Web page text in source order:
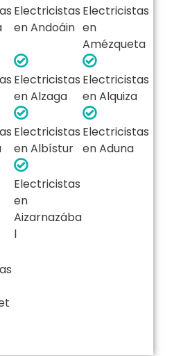
Electricistas
en Andoáin
Electricistas
en
Amézqueta
Electricistas
en Alzaga
Electricistas
en Alquiza
Electricistas
en Albístur
Electricistas
en Aduna
Electricistas
en
Aizarnazába
l